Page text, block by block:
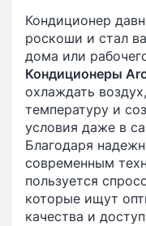
Кондиционер
роскоши и стал
дома или
Кондиционеры
охлаждать
температуру и
условия даже в
Благодаря
современным
пользуется
которые ищут
качества и